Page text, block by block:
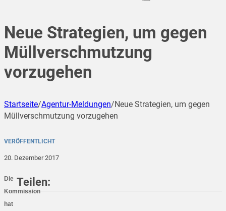
Neue Strategien, um gegen
Müllverschmutzung
vorzugehen
Startseite/Agentur-Meldungen/Neue Strategien, um gegen
Müllverschmutzung vorzugehen
VERÖFFENTLICHT
20. Dezember 2017
Die
Kommission
hat
Teilen: